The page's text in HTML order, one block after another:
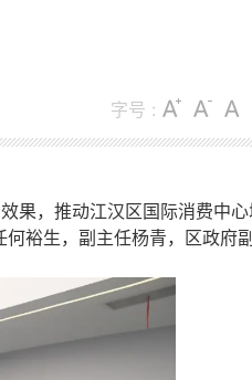
字号 :
，推动江汉区国际消费中心
裕生，副主任杨青，区政府